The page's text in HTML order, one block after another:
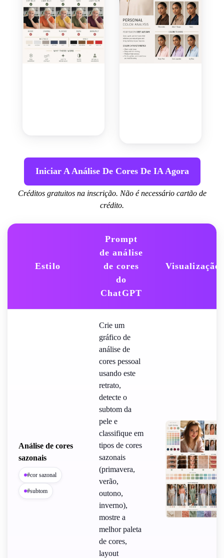
Iniciar A Análise De Cores De IA Agora
Créditos gratuitos na inscrição. Não é necessário cartão de
crédito.
Estilo
Prompt
de análise
de cores
do
ChatGPT
Visualização
Análise de cores
sazonais
#cor sazonal
#subtom
Crie um
gráfico de
análise de
cores pessoal
usando este
retrato,
detecte o
subtom da
pele e
classifique em
tipos de cores
sazonais
(primavera,
verão,
outono,
inverno),
mostre a
melhor paleta
de cores,
layout